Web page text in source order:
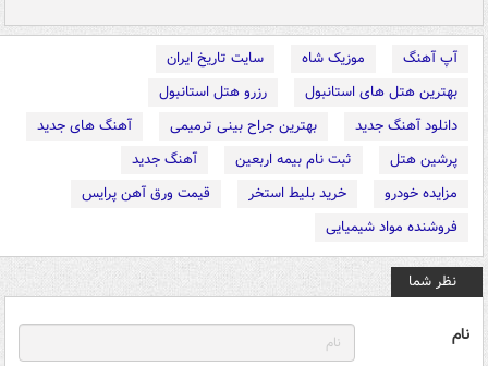
آپ آهنگ موزیک شاه
سایت تاریخ ایران
بهترین هتل های استانبول
رزرو هتل استانبول
دانلود آهنگ جدید
بهترین جراح بینی ترمیمی
آهنگ های جدید
پرشین هتل
ثبت نام بیمه اربعین
آهنگ جدید
مزایده خودرو
خرید بلیط استخر
قیمت ورق آهن پرایس
فروشنده مواد شیمیایی
نظر شما
نام